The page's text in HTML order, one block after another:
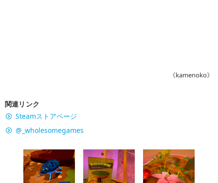
《kamenoko》
関連リンク
Steamストアページ
@_wholesomegames